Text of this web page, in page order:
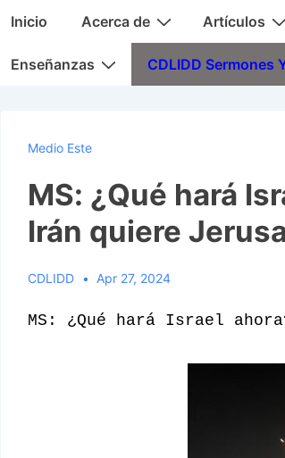
MainInicio Acerca de Artículos
Enseñanzas CDLIDD Sermones
Medio Este
MS: ¿Qué hará
Irán quiere
CDLIDD Apr 27, 2024
MS: ¿Qué hará Israel